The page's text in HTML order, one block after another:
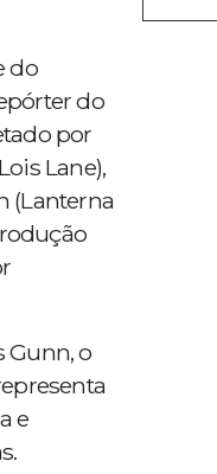
do
do
por
Lane),
(Lanterna
Gunn, o
e